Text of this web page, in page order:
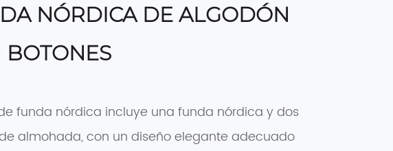
NÓRDICA DE ALGODÓN
BOTONES
funda nórdica incluye una funda nórdica y dos
almohada, con un diseño elegante adecuado